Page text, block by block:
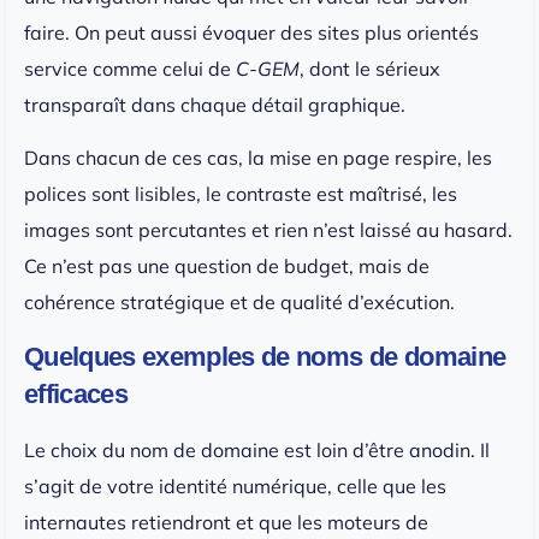
faire. On peut aussi évoquer des sites plus orientés
service comme celui de C-GEM, dont le sérieux
transparaît dans chaque détail graphique.
Dans chacun de ces cas, la mise en page respire, les
polices sont lisibles, le contraste est maîtrisé, les
images sont percutantes et rien n’est laissé au hasard.
Ce n’est pas une question de budget, mais de
cohérence stratégique et de qualité d’exécution.
Quelques exemples de noms de domaine
efficaces
Le choix du nom de domaine est loin d’être anodin. Il
s’agit de votre identité numérique, celle que les
internautes retiendront et que les moteurs de